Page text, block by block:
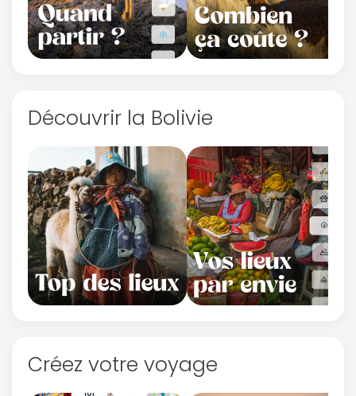
Découvrir la Bolivie
Créez votre voyage